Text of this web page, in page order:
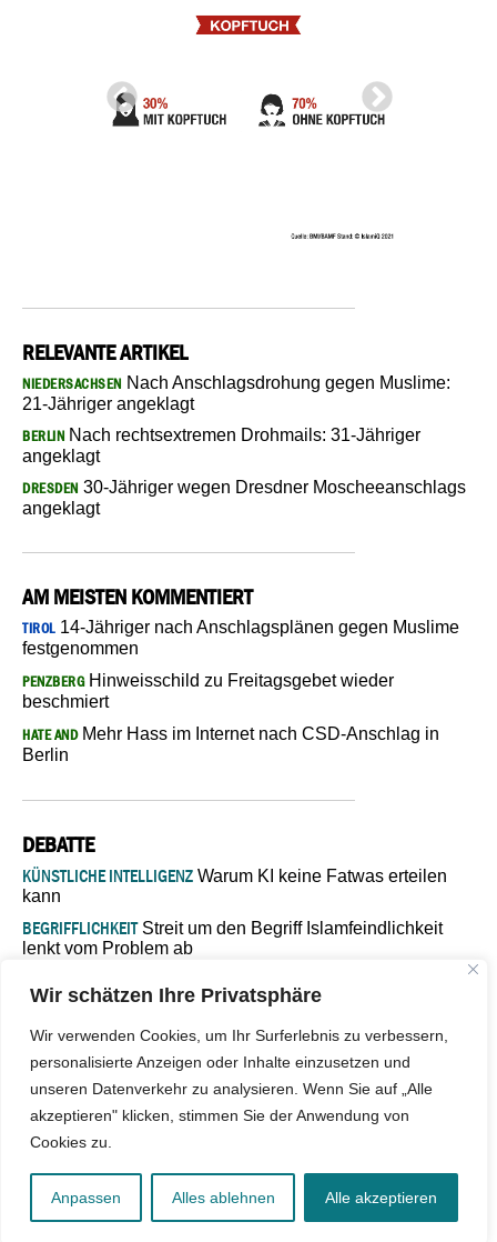
Wir schätzen Ihre Privatsphäre
Wir verwenden Cookies, um Ihr Surferlebnis zu verbessern,
personalisierte Anzeigen oder Inhalte einzusetzen und
unseren Datenverkehr zu analysieren. Wenn Sie auf „Alle
akzeptieren" klicken, stimmen Sie der Anwendung von
Cookies zu.
Anpassen Alles ablehnen Alle akzeptieren
RELEVANTE ARTIKEL
NIEDERSACHSEN Nach Anschlagsdrohung gegen Muslime:
21-Jähriger angeklagt
BERLIN Nach rechtsextremen Drohmails: 31-Jähriger
angeklagt
DRESDEN 30-Jähriger wegen Dresdner Moscheeanschlags
angeklagt
AM MEISTEN KOMMENTIERT
TIROL14-Jähriger nach Anschlagsplänen gegen Muslime
festgenommen
PENZBERGHinweisschild zu Freitagsgebet wieder
beschmiert
HATE ANDMehr Hass im Internet nach CSD-Anschlag in
Berlin
DEBATTE
KÜNSTLICHE INTELLIGENZ Warum KI keine Fatwas erteilen
kann
BEGRIFFLICHKEITStreit um den Begriff Islamfeindlichkeit
lenkt vom Problem ab
Verantwortung bleibt“
ISLAMISCHE FAKULTÄT IN MÜNSTEREine kritische Schwelle für
die deutsche Religionspolitik
GASTBEITRAGWarum die muslimische Welt eine neue
Kontakt|Impressum Barrierefreiheit|Jobs Netiquette|Mediadaten